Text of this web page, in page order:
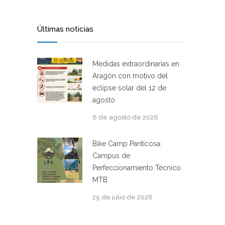
Últimas noticias
Medidas extraordinarias en
Aragón con motivo del
eclipse solar del 12 de
agosto
6 de agosto de 2026
Bike Camp Panticosa:
Campus de
Perfeccionamiento Técnico
MTB
25 de julio de 2026